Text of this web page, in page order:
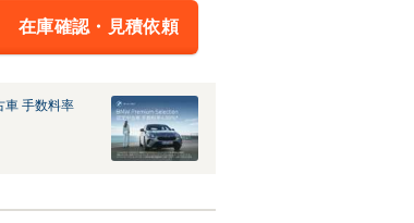
在庫確認・見積依頼
車 手数料率